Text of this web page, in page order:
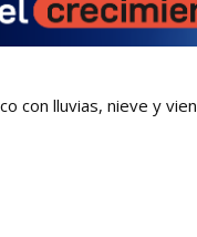
con lluvias, nieve y